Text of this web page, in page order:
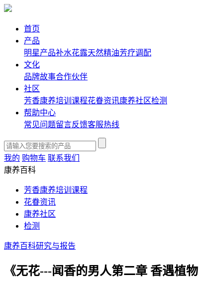
首页
产品
明星产品补水花露天然精油芳疗调配
文化
品牌故事合作伙伴
社区
芳香康养培训课程花眷资讯康养社区检测
帮助中心
常见问题留言反馈客服热线
我的 购物车 联系我们
康养百科
芳香康养培训课程
花眷资讯
康养社区
检测
康养百科研究与报告
《无花---闻香的男人第二章 香遇植物